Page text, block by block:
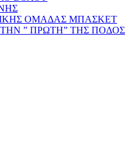
ΟΜΑΔΑΣ ΜΠΑΣΚΕΤ
” ΠΡΩΤΗ” ΤΗΣ